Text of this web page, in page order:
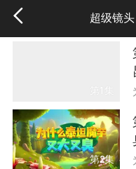
超级镜
第1集
第2集